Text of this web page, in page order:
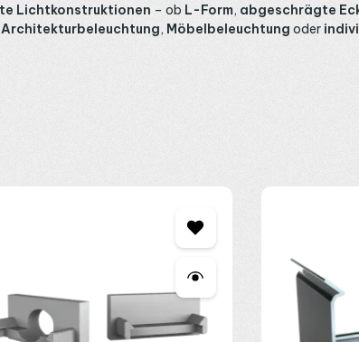
Lichtkonstruktionen – ob L-Form, abgeschrägte
Architekturbeleuchtung, Möbelbeleuchtung oder